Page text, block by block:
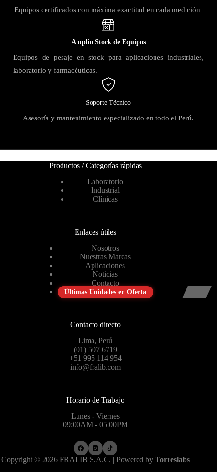
Equipos certificados con máxima exactitud en cada medición.
Amplio Stock de Equipos
Equipos de pesaje en stock para aplicaciones industriales,
laboratorio y farmacéuticas.
Soporte Técnico
Asesoría y mantenimiento especializado en todo el Perú.
Productos / Categorías rápidas
Laboratorio
Industrial
Clínicas
Enlaces útiles
Nosotros
Nuestras Marcas
Aplicaciones
Noticias
Contacto
Últimas Unidades en Oferta
Contacto directo
Lima, Perú
(01) 507 6719
+51 995 114 954
info@fralib.com
Horario de Trabajo
Lunes - Viernes
09:00AM - 05:00PM
Copyright © 2026 FRALIB S.A.C. | Powered by Torreslabs